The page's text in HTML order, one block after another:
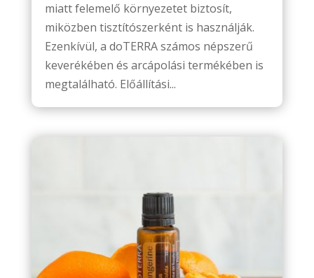
miatt felemelő környezetet biztosít,
miközben tisztítószerként is használják.
Ezenkívül, a doTERRA számos népszerű
keverékében és arcápolási termékében is
megtalálható. Előállítási...